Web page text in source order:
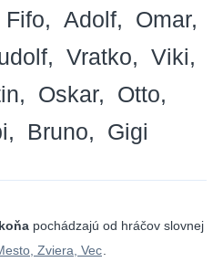
Fifo Adolf
Omar
Vratko
Viki
Oskar
Otto
Bruno Gigi
pochádzajú od hráčov slovnej
Zviera, Vec